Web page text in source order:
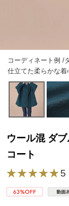
コーディネート例 /
仕立てた柔らかな着
ウール混 ダ
コート
5